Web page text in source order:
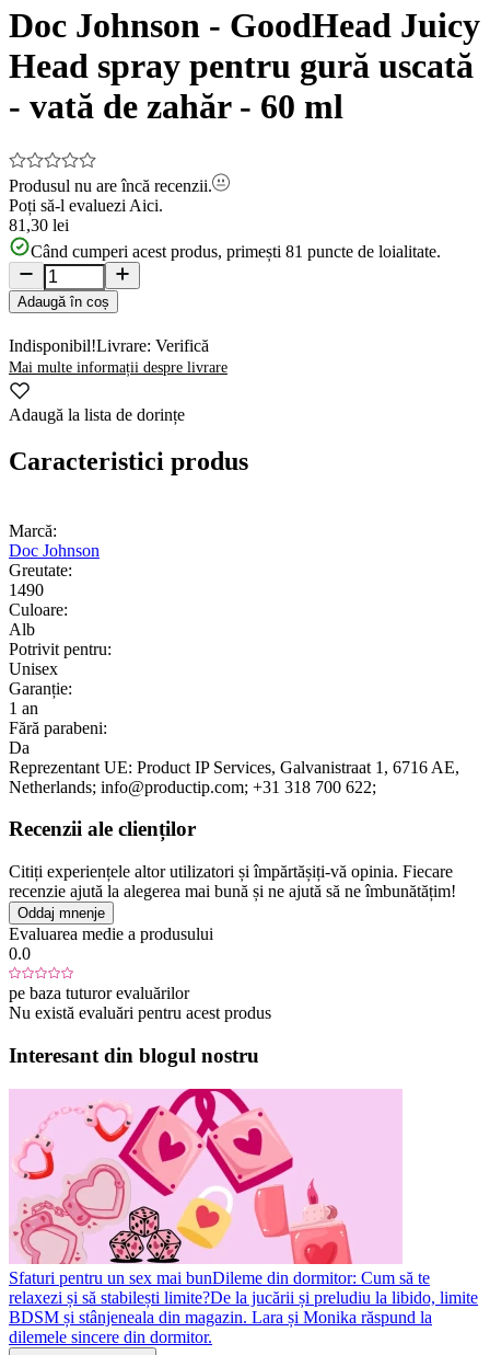
of
Doc Johnson - GoodHead Juicy
Head spray pentru gură uscată
- vată de zahăr - 60 ml
Produsul nu are încă recenzii.
Poți să-l evaluezi Aici.
81,30 lei
Când cumperi acest produs, primești 81 puncte de loialitate.
Adaugă în coș
Indisponibil!Livrare: Verifică
Mai multe informații despre livrare
Adaugă la lista de dorințe
Caracteristici produs
Marcă:
Doc Johnson
Greutate:
1490
Culoare:
Alb
Potrivit pentru:
Unisex
Garanție:
1 an
Fără parabeni:
Da
Reprezentant UE: Product IP Services, Galvanistraat 1 , 6716 AE,
Netherlands; info@productip.com; +31 318 700 622;
Recenzii ale clienților
Citiți experiențele altor utilizatori și împărtășiți-vă opinia. Fiecare
recenzie ajută la alegerea mai bună și ne ajută să ne îmbunătățim!
Oddaj mnenje
Evaluarea medie a produsului
0.0
pe baza tuturor evaluărilor
Nu există evaluări pentru acest produs
Interesant din blogul nostru
Sfaturi pentru un sex mai bunDileme din dormitor: Cum să te
relaxezi și să stabilești limite?De la jucării și preludiu la libido, limite
BDSM și stânjeneala din magazin. Lara și Monika răspund la
dilemele sincere din dormitor.